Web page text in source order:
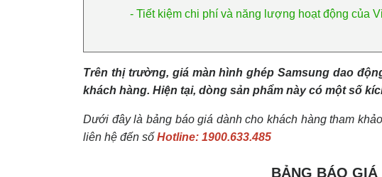
- Tiết kiệm chi phí và năng lượng hoạt động của
Trên thị trường, giá màn hình ghép Samsung dao
khách hàng. Hiện tại, dòng sản phẩm này có một số
Dưới đây là bảng báo giá dành cho khách hàng tham
liên hệ đến số Hotline: 1900.633.485
BẢNG BÁO GIÁ